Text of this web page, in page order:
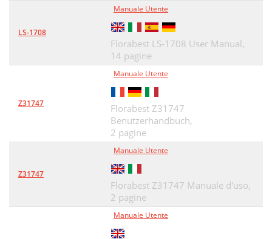
LS-1708
Manuale Utente
Florabest LS-1708 User Manual,
14 pagine
Z31747
Manuale Utente
Florabest Z31747
Benutzerhandbuch,
2 pagine
Z31747
Manuale Utente
Florabest Z31747 Manuale d'uso,
2 pagine
Manuale Utente